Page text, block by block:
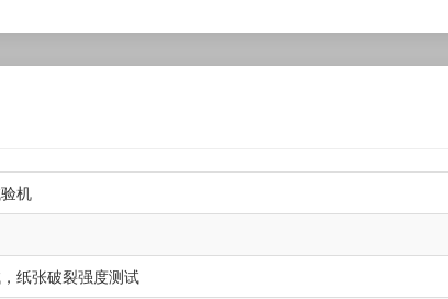
机
纸张破裂强度测试